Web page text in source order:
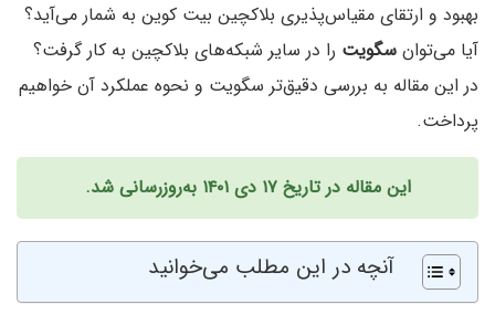
بهبود و ارتقای مقیاس‌پذیری بلاکچین بیت کوین به شمار می‌آید؟
آیا می‌توان سگویت را در سایر شبکه‌های بلاکچین به کار گرفت؟
در این مقاله به بررسی دقیق‌تر سگویت و نحوه عملکرد آن خواهیم
پرداخت.
این مقاله در تاریخ ۱۷ دی ۱۴۰۱ به‌روزرسانی شد.
آنچه در این مطلب می‌خوانید